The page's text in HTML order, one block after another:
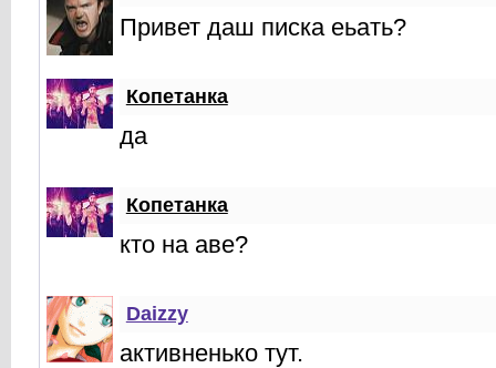
Привет даш писка еьать?
Копетанка
да
Копетанка
кто на аве?
Daizzy
активненько тут.